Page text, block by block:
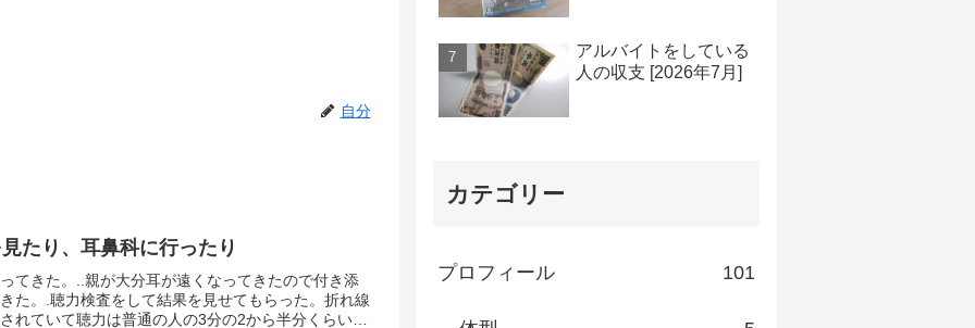
自分
たり、耳鼻科に行ったり
てきた。..親が大分耳が遠くなってきたので付き添
た。.聴力検査をして結果を見せてもらった。折れ線
れていて聴力は普通の人の3分の2から半分くらいの
アルバイトをしている
人の収支 [2026年7月]
カテゴリー
プロフィール 101